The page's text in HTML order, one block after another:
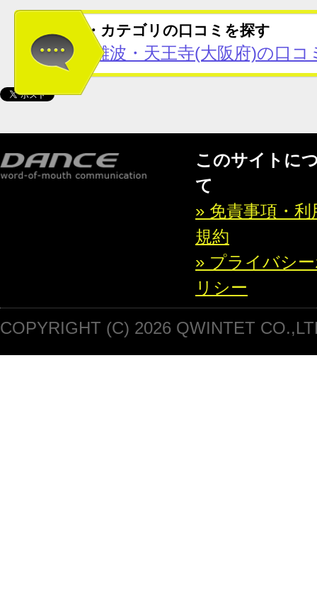
この地域・カテゴリの口コミを探す
心斎橋・難波・天王寺(大阪府)の口
このサイトに
て
» 免責事項・利
規約
» プライバシ
リシー
COPYRIGHT (C) 2026 QWINTET